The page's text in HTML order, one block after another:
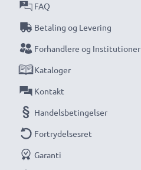
FAQ
Betaling og Levering
Forhandlere og Institutioner
Kataloger
Kontakt
Handelsbetingelser
Fortrydelsesret
Garanti